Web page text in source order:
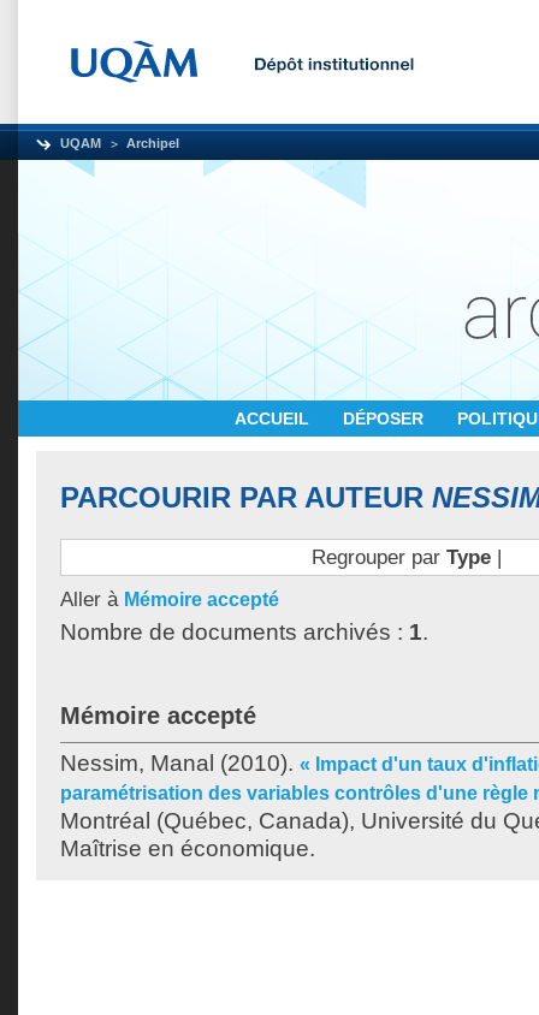
UQAM Archipel
ACCUEIL DÉPOSER
PARCOURIR PAR AUTEUR
Regrouper par Type|
Aller à Mémoire accepté
Nombre de documents archivés : 1.
Mémoire accepté
Nessim, Manal (2010). « Impact d'un taux
paramétrisation des variables contrôles d'une règle
Montréal (Québec, Canada), Université du
Maîtrise en économique.